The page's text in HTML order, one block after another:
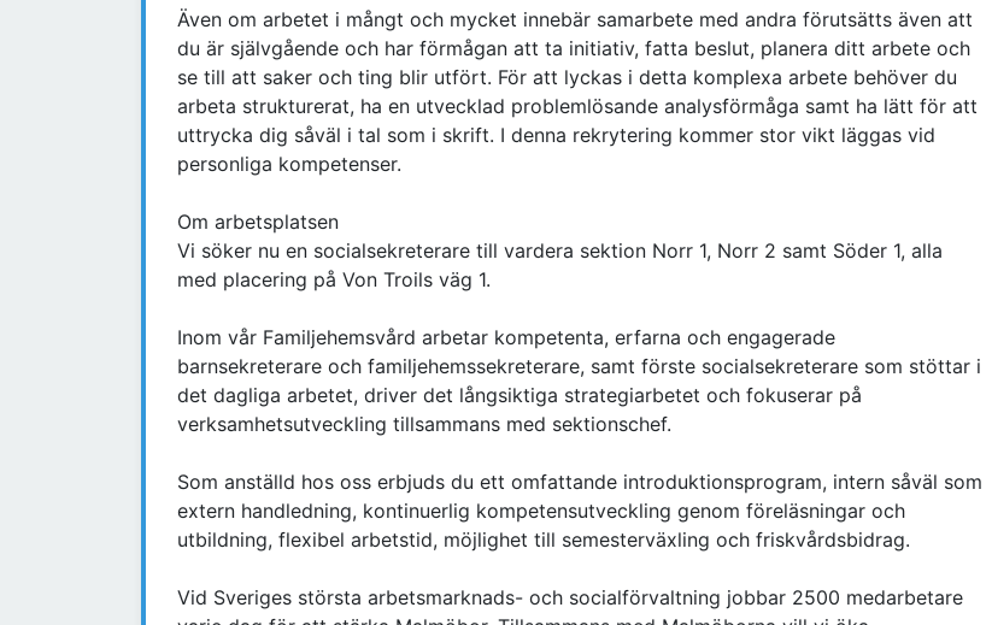
Även om arbetet i mångt och mycket innebär samarbete med andra förutsätts även att
du är självgående och har förmågan att ta initiativ, fatta beslut, planera ditt arbete och
se till att saker och ting blir utfört. För att lyckas i detta komplexa arbete behöver du
arbeta strukturerat, ha en utvecklad problemlösande analysförmåga samt ha lätt för att
uttrycka dig såväl i tal som i skrift. I denna rekrytering kommer stor vikt läggas vid
personliga kompetenser.
Om arbetsplatsen
Vi söker nu en socialsekreterare till vardera sektion Norr 1, Norr 2 samt Söder 1, alla
med placering på Von Troils väg 1.
Inom vår Familjehemsvård arbetar kompetenta, erfarna och engagerade
barnsekreterare och familjehemssekreterare, samt förste socialsekreterare som stöttar i
det dagliga arbetet, driver det långsiktiga strategiarbetet och fokuserar på
verksamhetsutveckling tillsammans med sektionschef.
Som anställd hos oss erbjuds du ett omfattande introduktionsprogram, intern såväl som
extern handledning, kontinuerlig kompetensutveckling genom föreläsningar och
utbildning, flexibel arbetstid, möjlighet till semesterväxling och friskvårdsbidrag.
Vid Sveriges största arbetsmarknads- och socialförvaltning jobbar 2500 medarbetare